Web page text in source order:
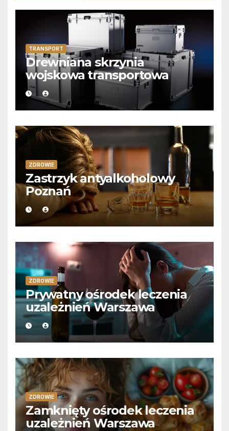
TRANSPORT
Drewniana skrzynia
wojskowa transportowa
ZDROWIE
Zastrzyk antyalkoholowy
Poznań
ZDROWIE
Prywatny ośrodek leczenia
uzależnień Warszawa
ZDROWIE
Zamknięty ośrodek leczenia
uzależnień Warszawa